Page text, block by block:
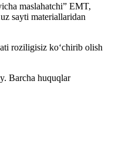
maslahatchi” EMT,
sayti materiallaridan
roziligisiz koʻchirib olish
Barcha huquqlar